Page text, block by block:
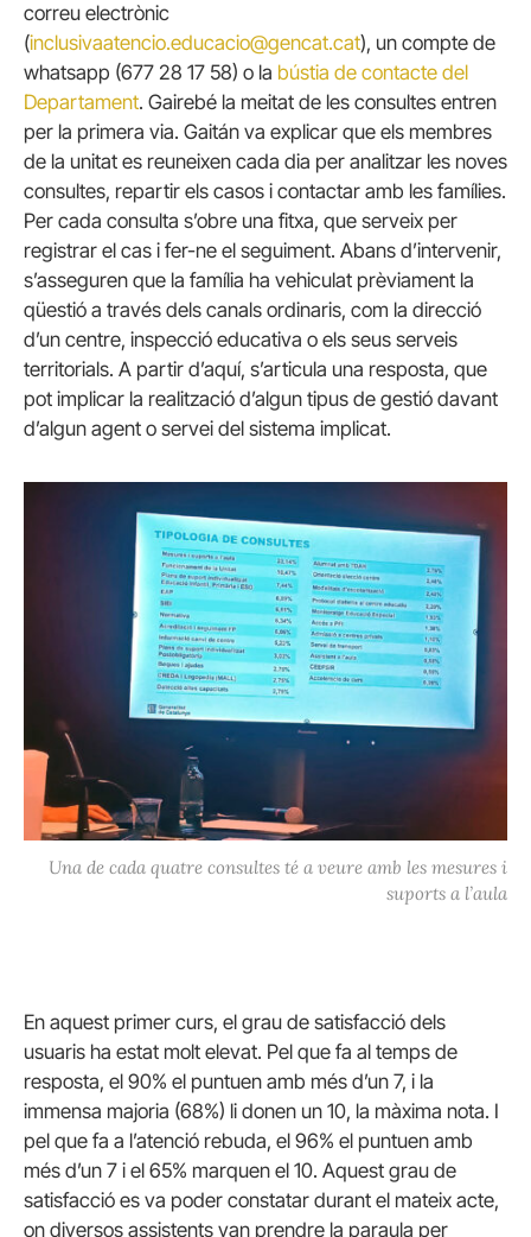
correu electrònic
(inclusivaatencio.educacio@gencat.cat), un compte de
whatsapp (677 28 17 58) o la bústia de contacte del
Departament. Gairebé la meitat de les consultes entren
per la primera via. Gaitán va explicar que els membres
de la unitat es reuneixen cada dia per analitzar les noves
consultes, repartir els casos i contactar amb les famílies.
Per cada consulta s’obre una fitxa, que serveix per
registrar el cas i fer-ne el seguiment. Abans d’intervenir,
s’asseguren que la família ha vehiculat prèviament la
qüestió a través dels canals ordinaris, com la direcció
d’un centre, inspecció educativa o els seus serveis
territorials. A partir d’aquí, s’articula una resposta, que
pot implicar la realització d’algun tipus de gestió davant
d’algun agent o servei del sistema implicat.
Una de cada quatre consultes té a veure amb les mesures i
suports a l’aula
En aquest primer curs, el grau de satisfacció dels
usuaris ha estat molt elevat. Pel que fa al temps de
resposta, el 90% el puntuen amb més d’un 7, i la
immensa majoria (68%) li donen un 10, la màxima nota. I
pel que fa a l’atenció rebuda, el 96% el puntuen amb
més d’un 7 i el 65% marquen el 10. Aquest grau de
satisfacció es va poder constatar durant el mateix acte,
on diversos assistents van prendre la paraula per